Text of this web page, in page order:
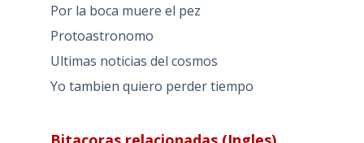
Por la boca muere el pez
Protoastronomo
Ultimas noticias del cosmos
Yo tambien quiero perder tiempo